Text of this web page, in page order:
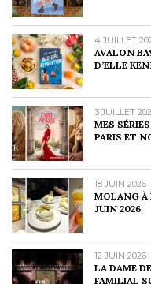
4 JUILLET
AVALON
D’ELLE
3 JUILLET
MES
PARIS ET
18 JUIN 2026
MOLANG À
JUIN 2026
12 JUIN 2026
LA DAME
FAMILIAL